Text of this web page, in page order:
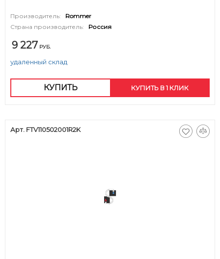
Производитель:
Rommer
Страна производитель:
Россия
9 227 РУБ.
удаленный склад
КУПИТЬ КУПИТЬ В 1 КЛИК
Арт. FTV110502001R2K